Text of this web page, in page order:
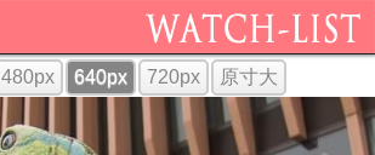
480px 640px 720px 原寸大